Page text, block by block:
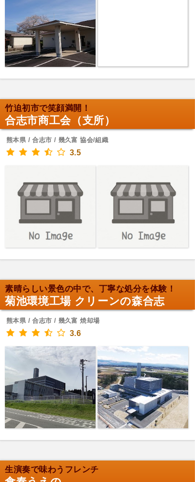
竹迫初市で笑顔満開！
合志市商工会（支所）
熊本県 / 合志市 / 幾久富 協会/組織
3.5
素晴らしい景色の中で、丁寧な処分を体験！
菊池環境工場 クリーンの森合志
熊本県 / 合志市 / 幾久富 焼却場
3.6
生演奏で味わうフレンチ